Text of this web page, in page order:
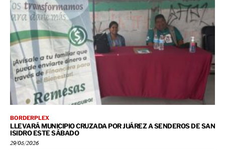
BORDERPLEX
LLEVARÁ MUNICIPIO CRUZADA POR JUÁREZ A SENDEROS DE SAN
ISIDRO ESTE SÁBADO
29/05/2026